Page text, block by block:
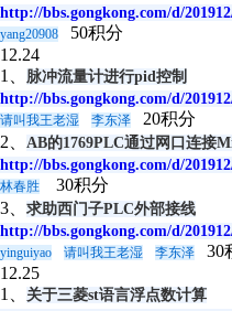
http://bbs.gongkong.com/d/
yang20908
50积分
12.24
1、
脉冲流量计进行pid控制
http://bbs.gongkong.com/d/
请叫我王老湿 李东泽
20积分
2、 AB的1769PLC通过网口连接
http://bbs.gongkong.com/d/
林春胜
30积分
3、 求助西门子PLC外部接线
http://bbs.gongkong.com/d/
yinguiyao 请叫我王老湿 李东泽
30
12.25
1、
关于三菱st语言浮点数计算